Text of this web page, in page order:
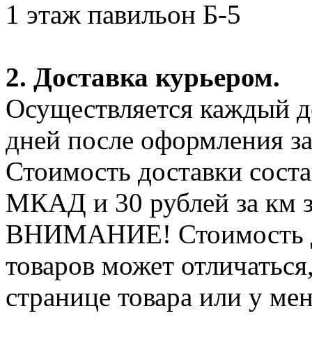
1 этаж павильон Б-5
2. Доставка курьером.
Осуществляется каждый
дней после оформления
Стоимость доставки
МКАД и 30 рублей за км
ВНИМАНИЕ! Стоимость
товаров может
странице товара или у